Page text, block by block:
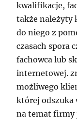
kwalifikacje,
także należyty
do niego z
czasach spora
fachowca lub
internetowej.
możliwego
której odszuka
na temat firmy